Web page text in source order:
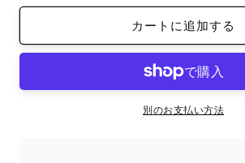
イ
ナ
シ
イ
ナ
シ
カートに追加する
別のお支払い方法